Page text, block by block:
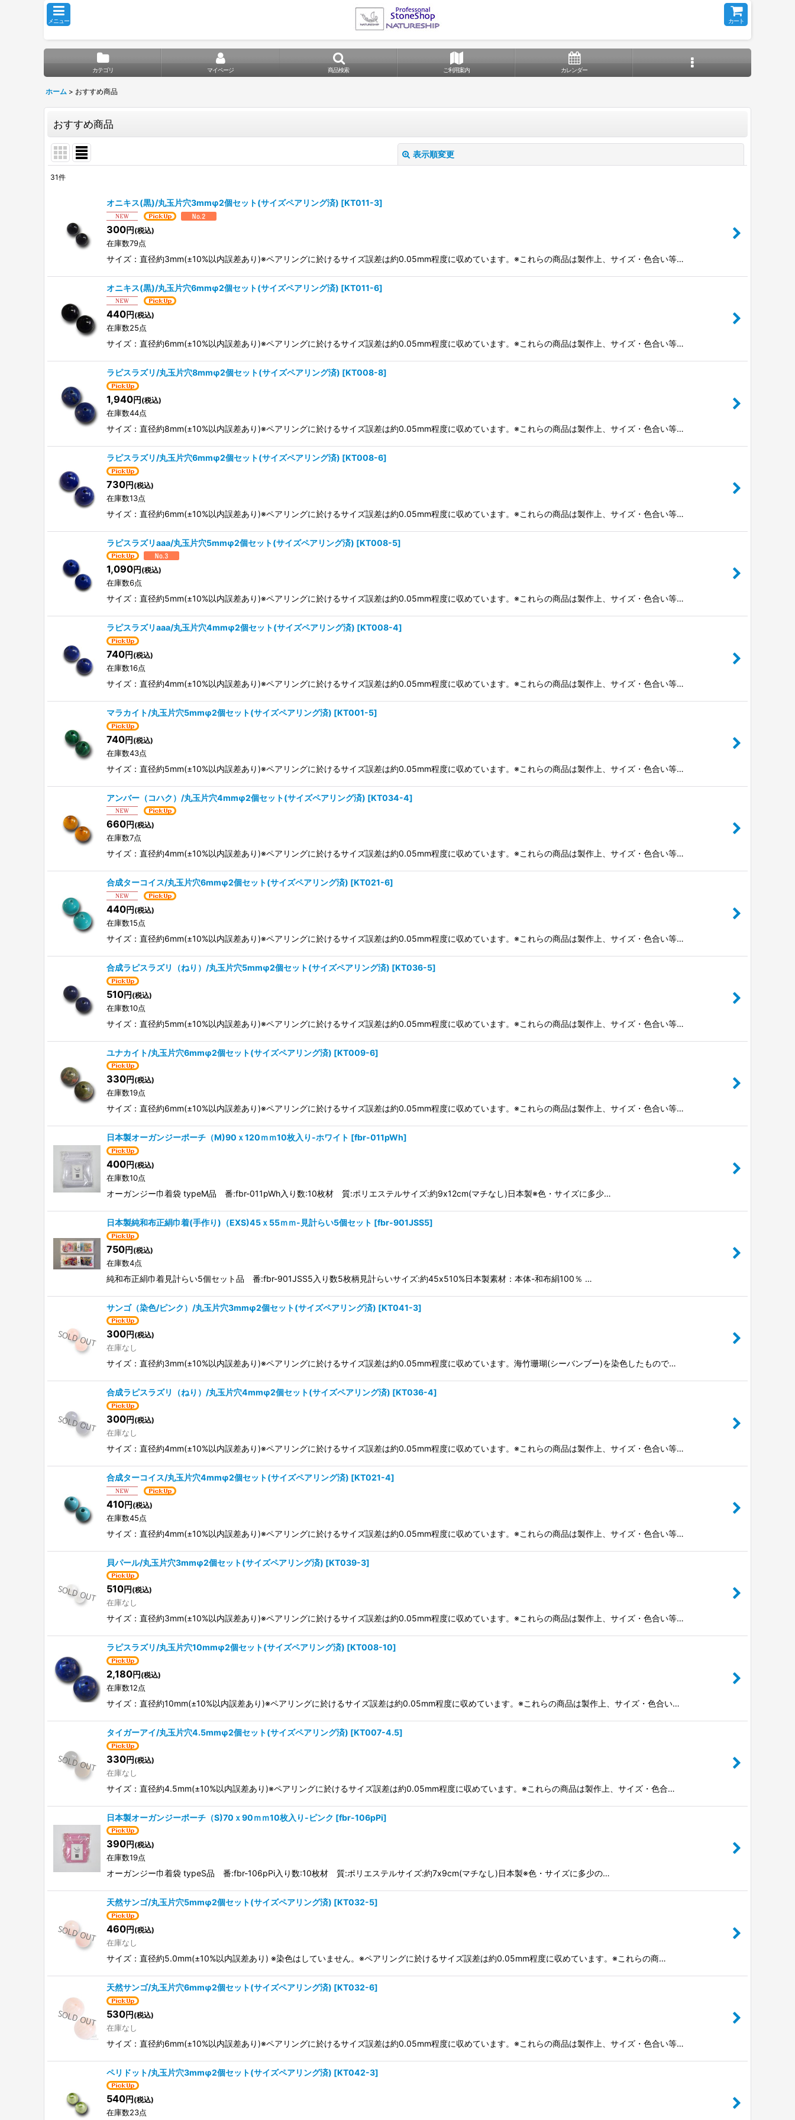
メニュー カート
カテゴリ マイページ 商品検索 ご利用案内 カレンダー
ホーム > おすすめ商品
おすすめ商品
表示順変更
並び順
31件
オニキス(黒)/丸玉片穴3mmφ2個セット(サイズペアリング済) [KT011-3]
300円 (税込)
在庫数79点
サイズ：直径約3mm(±10%以内誤差あり)※ペアリングに於けるサイズ誤差は約0.05mm程度に収めています。※これらの商品は製作上、サイズ・色合い等…
オニキス(黒)/丸玉片穴6mmφ2個セット(サイズペアリング済) [KT011-6]
440円 (税込)
在庫数25点
サイズ：直径約6mm(±10%以内誤差あり)※ペアリングに於けるサイズ誤差は約0.05mm程度に収めています。※これらの商品は製作上、サイズ・色合い等…
ラピスラズリ/丸玉片穴8mmφ2個セット(サイズペアリング済) [KT008-8]
1,940円 (税込)
在庫数44点
サイズ：直径約8mm(±10%以内誤差あり)※ペアリングに於けるサイズ誤差は約0.05mm程度に収めています。※これらの商品は製作上、サイズ・色合い等…
ラピスラズリ/丸玉片穴6mmφ2個セット(サイズペアリング済) [KT008-6]
730円 (税込)
在庫数13点
サイズ：直径約6mm(±10%以内誤差あり)※ペアリングに於けるサイズ誤差は約0.05mm程度に収めています。※これらの商品は製作上、サイズ・色合い等…
ラピスラズリaaa/丸玉片穴5mmφ2個セット(サイズペアリング済) [KT008-5]
1,090円 (税込)
在庫数6点
サイズ：直径約5mm(±10%以内誤差あり)※ペアリングに於けるサイズ誤差は約0.05mm程度に収めています。※これらの商品は製作上、サイズ・色合い等…
ラピスラズリaaa/丸玉片穴4mmφ2個セット(サイズペアリング済) [KT008-4]
740円 (税込)
在庫数16点
サイズ：直径約4mm(±10%以内誤差あり)※ペアリングに於けるサイズ誤差は約0.05mm程度に収めています。※これらの商品は製作上、サイズ・色合い等…
マラカイト/丸玉片穴5mmφ2個セット(サイズペアリング済) [KT001-5]
740円 (税込)
在庫数43点
サイズ：直径約5mm(±10%以内誤差あり)※ペアリングに於けるサイズ誤差は約0.05mm程度に収めています。※これらの商品は製作上、サイズ・色合い等…
アンバー（コハク）/丸玉片穴4mmφ2個セット(サイズペアリング済) [KT034-4]
660円 (税込)
在庫数7点
サイズ：直径約4mm(±10%以内誤差あり)※ペアリングに於けるサイズ誤差は約0.05mm程度に収めています。※これらの商品は製作上、サイズ・色合い等…
合成ターコイス/丸玉片穴6mmφ2個セット(サイズペアリング済) [KT021-6]
440円 (税込)
在庫数15点
サイズ：直径約6mm(±10%以内誤差あり)※ペアリングに於けるサイズ誤差は約0.05mm程度に収めています。※これらの商品は製作上、サイズ・色合い等…
合成ラピスラズリ（ねり）/丸玉片穴5mmφ2個セット(サイズペアリング済) [KT036-5]
510円 (税込)
在庫数10点
サイズ：直径約5mm(±10%以内誤差あり)※ペアリングに於けるサイズ誤差は約0.05mm程度に収めています。※これらの商品は製作上、サイズ・色合い等…
ユナカイト/丸玉片穴6mmφ2個セット(サイズペアリング済) [KT009-6]
330円 (税込)
在庫数19点
サイズ：直径約6mm(±10%以内誤差あり)※ペアリングに於けるサイズ誤差は約0.05mm程度に収めています。※これらの商品は製作上、サイズ・色合い等…
日本製オーガンジーポーチ（M)90ｘ120ｍｍ10枚入り-ホワイト [fbr-011pWh]
400円 (税込)
在庫数10点
オーガンジー巾着袋 typeM品 番:fbr-011pWh入り数:10枚材 質:ポリエステルサイズ:約9x12cm(マチなし)日本製※色・サイズに多少…
日本製純和布正絹巾着(手作り)（EXS)45ｘ55ｍｍ-見計らい5個セット [fbr-901JSS5]
750円 (税込)
在庫数4点
純和布正絹巾着見計らい5個セット品 番:fbr-901JSS5入り数5枚柄見計らいサイズ:約45x510%日本製素材：本体-和布絹100％ …
サンゴ（染色/ピンク）/丸玉片穴3mmφ2個セット(サイズペアリング済) [KT041-3]
300円 (税込)
在庫なし
サイズ：直径約3mm(±10%以内誤差あり)※ペアリングに於けるサイズ誤差は約0.05mm程度に収めています。海竹珊瑚(シーバンブー)を染色したもので…
合成ラピスラズリ（ねり）/丸玉片穴4mmφ2個セット(サイズペアリング済) [KT036-4]
300円 (税込)
在庫なし
サイズ：直径約4mm(±10%以内誤差あり)※ペアリングに於けるサイズ誤差は約0.05mm程度に収めています。※これらの商品は製作上、サイズ・色合い等…
合成ターコイス/丸玉片穴4mmφ2個セット(サイズペアリング済) [KT021-4]
410円 (税込)
在庫数45点
サイズ：直径約4mm(±10%以内誤差あり)※ペアリングに於けるサイズ誤差は約0.05mm程度に収めています。※これらの商品は製作上、サイズ・色合い等…
貝パール/丸玉片穴3mmφ2個セット(サイズペアリング済) [KT039-3]
510円 (税込)
在庫なし
サイズ：直径約3mm(±10%以内誤差あり)※ペアリングに於けるサイズ誤差は約0.05mm程度に収めています。※これらの商品は製作上、サイズ・色合い等…
ラピスラズリ/丸玉片穴10mmφ2個セット(サイズペアリング済) [KT008-10]
2,180円 (税込)
在庫数12点
サイズ：直径約10mm(±10%以内誤差あり)※ペアリングに於けるサイズ誤差は約0.05mm程度に収めています。※これらの商品は製作上、サイズ・色合い…
タイガーアイ/丸玉片穴4.5mmφ2個セット(サイズペアリング済) [KT007-4.5]
330円 (税込)
在庫なし
サイズ：直径約4.5mm(±10%以内誤差あり)※ペアリングに於けるサイズ誤差は約0.05mm程度に収めています。※これらの商品は製作上、サイズ・色合…
日本製オーガンジーポーチ（S)70ｘ90ｍｍ10枚入り-ピンク [fbr-106pPi]
390円 (税込)
在庫数19点
オーガンジー巾着袋 typeS品 番:fbr-106pPi入り数:10枚材 質:ポリエステルサイズ:約7x9cm(マチなし)日本製※色・サイズに多少の…
天然サンゴ/丸玉片穴5mmφ2個セット(サイズペアリング済) [KT032-5]
460円 (税込)
在庫なし
サイズ：直径約5.0mm(±10%以内誤差あり) ※染色はしていません。※ペアリングに於けるサイズ誤差は約0.05mm程度に収めています。※これらの商…
天然サンゴ/丸玉片穴6mmφ2個セット(サイズペアリング済) [KT032-6]
530円 (税込)
在庫なし
サイズ：直径約6mm(±10%以内誤差あり)※ペアリングに於けるサイズ誤差は約0.05mm程度に収めています。※これらの商品は製作上、サイズ・色合い等…
ペリドット/丸玉片穴3mmφ2個セット(サイズペアリング済) [KT042-3]
540円 (税込)
在庫数23点